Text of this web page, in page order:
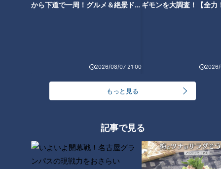
から下道で一周！グルメ＆絶景ドラ
2026/08/07 21:00
ギモンを大調査！【全力
2026/
もっと見る
記事で見る
も堪能 グラビアアイドル・三田
「レトロかわいい」とSNSで話
題に！三重・四日市市で愛され
る老舗喫茶の“名物メニュー”と
名古屋円頓寺・四間道であいち
サラダめし